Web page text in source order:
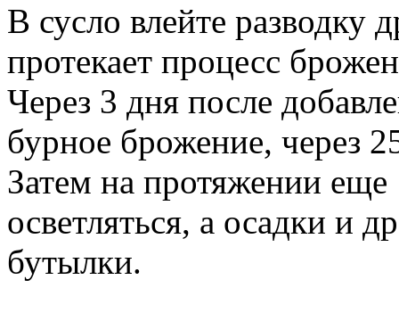
В сусло влейте разводку
протекает процесс
Через 3 дня после
бурное брожение, через
Затем на протяжении
осветляться, а осадки и
бутылки.